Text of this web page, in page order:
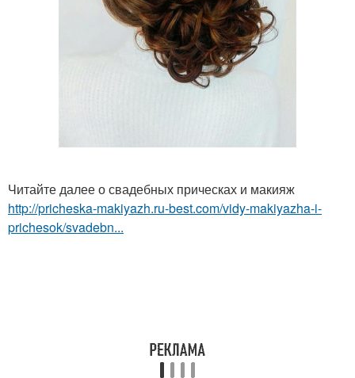
Читайте далее о свадебных прическах и макияж
http://pricheska-makiyazh.ru-best.com/vidy-makiyazha-i-
prichesok/svadebn...